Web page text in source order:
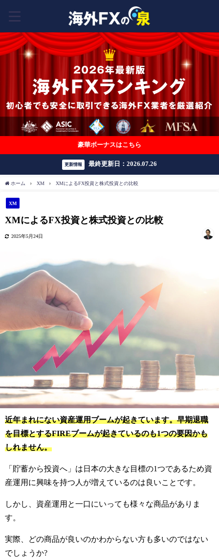
豪華ボーナスはこちら
更新情報 最終更新日：2026.07.26
ホーム XM XMによるFX投資と株式投資との比較
XM
XMによるFX投資と株式投資との比較
2025年5月24日
近年まれにない資産運用ブームが起きています。早期退職
を目標とするFIREブームが起きているのも1つの要因かも
しれません。
「貯蓄から投資へ」は日本の大きな目標の1つであるため資
産運用に興味を持つ人が増えているのは良いことです。
しかし、資産運用と一口にいっても様々な商品がありま
す。
実際、どの商品が良いのかわからない方も多いのではない
でしょうか?